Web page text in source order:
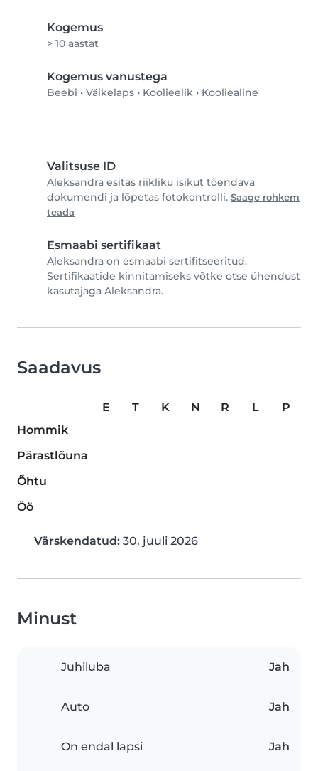
Kogemus
> 10 aastat
Kogemus vanustega
Beebi • Väikelaps • Koolieelik • Kooliealine
Valitsuse ID
Aleksandra esitas riikliku isikut tõendava
dokumendi ja lõpetas fotokontrolli. Saage rohkem
teada
Esmaabi sertifikaat
Aleksandra on esmaabi sertifitseeritud.
Sertifikaatide kinnitamiseks võtke otse ühendust
kasutajaga Aleksandra.
Saadavus
E T K N R L
P
Hommik
Pärastlõuna
Õhtu
Öö
Värskendatud: 30. juuli 2026
Minust
Juhiluba Jah
Auto Jah
On endal lapsi Jah